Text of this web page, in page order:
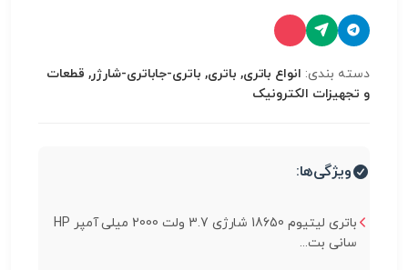
دسته بندی: انواع باتری, باتری, باتری-جاباتری-شارژر, قطعات
و تجهیزات الکترونیک
ویژگی‌ها:
باتری لیتیوم 18650 شارژی 3.7 ولت 2000 میلی آمپر HP
سانی بت...